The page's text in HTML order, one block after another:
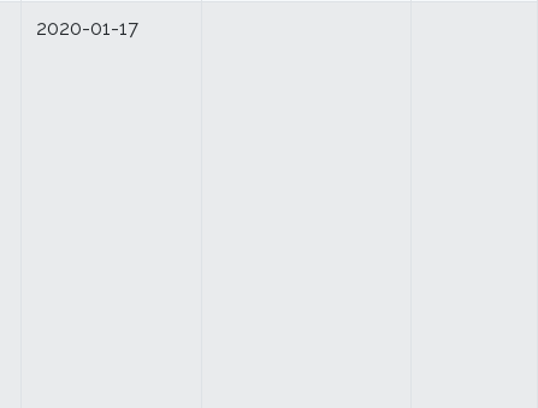
2020-01-17